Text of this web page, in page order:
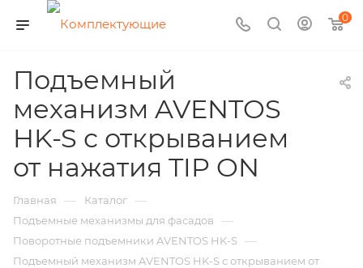
0
Подъемный
механизм AVENTOS
HK-S с открыванием
от нажатия TIP ON
Главная — Каталог —
Подъемные механизмы для фасадов —
Поворотные подъемники AVENTOS HK-S —
Подъемный механизм AVENTOS HK-S с открыванием от